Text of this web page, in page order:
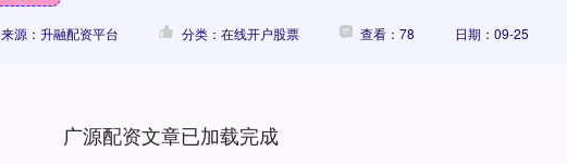
来源：升融配资平台 分类：在线开户股票 查看：78 日期：09-25
广源配资文章已加载完成